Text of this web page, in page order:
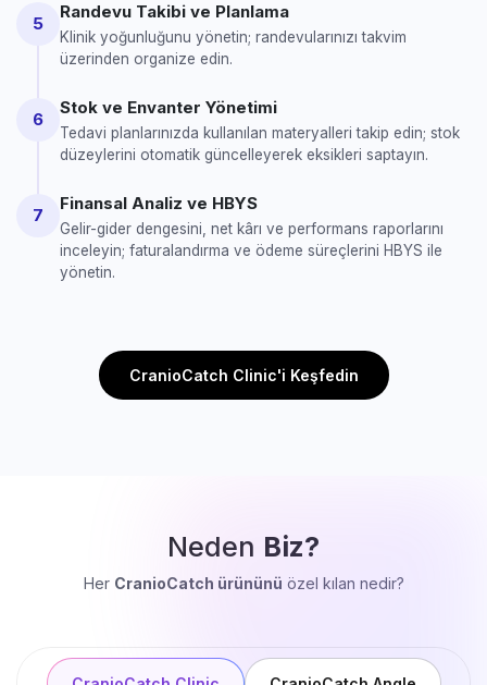
5
Randevu Takibi ve Planlama
Klinik yoğunluğunu yönetin; randevularınızı takvim
üzerinden organize edin.
6
Stok ve Envanter Yönetimi
Tedavi planlarınızda kullanılan materyalleri takip edin; stok
düzeylerini otomatik güncelleyerek eksikleri saptayın.
7
Finansal Analiz ve HBYS
Gelir-gider dengesini, net kârı ve performans raporlarını
inceleyin; faturalandırma ve ödeme süreçlerini HBYS ile
yönetin.
CranioCatch Clinic'i Keşfedin
Neden Biz?
Her CranioCatch ürününü özel kılan nedir?